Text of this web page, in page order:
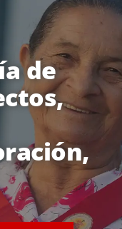
de